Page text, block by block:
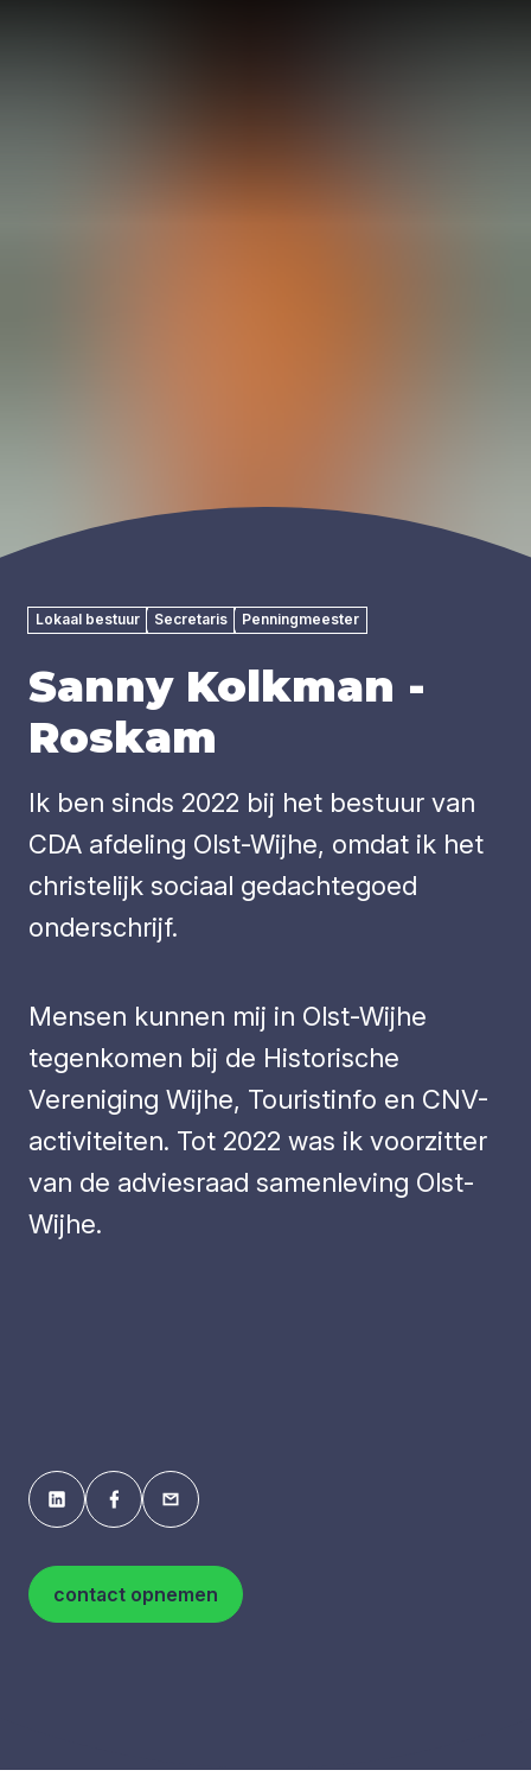
Lokaal bestuur Secretaris Penningmeester
Sanny Kolkman -
Roskam
Ik ben sinds 2022 bij het bestuur van
CDA afdeling Olst-Wijhe, omdat ik het
christelijk sociaal gedachtegoed
onderschrijf.
Mensen kunnen mij in Olst-Wijhe
tegenkomen bij de Historische
Vereniging Wijhe, Touristinfo en CNV-
activiteiten. Tot 2022 was ik voorzitter
van de adviesraad samenleving Olst-
Wijhe.
contact opnemen